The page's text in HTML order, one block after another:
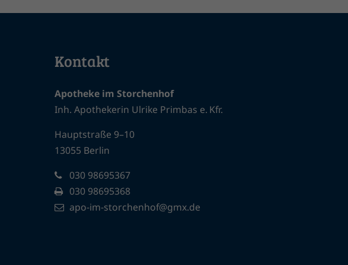
Kontakt
Apotheke im Storchenhof
Inh. Apothekerin Ulrike Primbas e. Kfr.
Hauptstraße 9–10
13055 Berlin
030 98695367
030 98695368
apo-im-storchenhof@gmx.de